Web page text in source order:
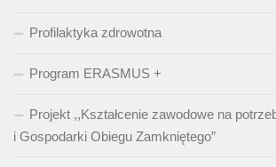
Profilaktyka zdrowotna
Program ERASMUS +
Projekt ,,Kształcenie zawodowe na
i Gospodarki Obiegu Zamkniętego”